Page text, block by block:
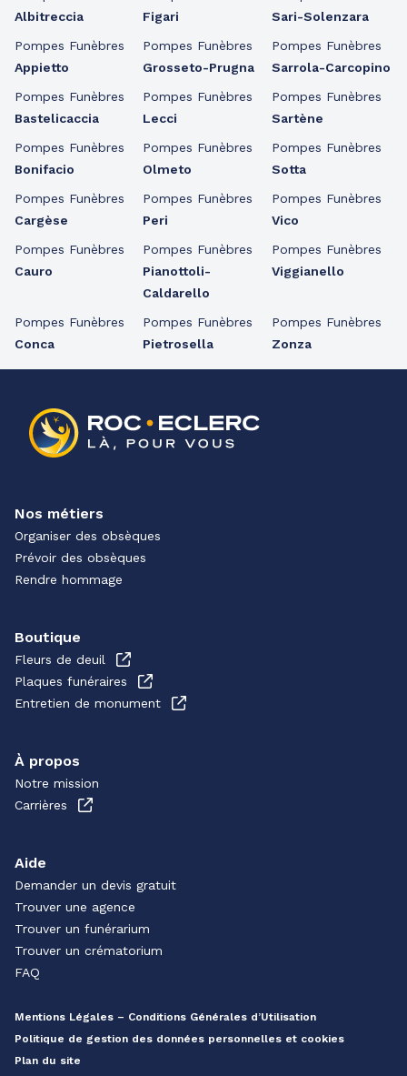
Albitreccia
Pompes Funèbres
Appietto
Pompes Funèbres
Bastelicaccia
Pompes Funèbres
Bonifacio
Pompes Funèbres
Cargèse
Pompes Funèbres
Cauro
Pompes Funèbres
Conca
Figari
Pompes Funèbres
Grosseto-Prugna
Pompes Funèbres
Lecci
Pompes Funèbres
Olmeto
Pompes Funèbres
Peri
Pompes Funèbres
Pianottoli-
Caldarello
Pompes Funèbres
Pietrosella
Sari-Solenzara
Pompes Funèbres
Sarrola-Carcopino
Pompes Funèbres
Sartène
Pompes Funèbres
Sotta
Pompes Funèbres
Vico
Pompes Funèbres
Viggianello
Pompes Funèbres
Zonza
Nos métiers
Organiser des obsèques
Prévoir des obsèques
Rendre hommage
Boutique
Fleurs de deuil
Plaques funéraires
Entretien de monument
À propos
Notre mission
Carrières
Aide
Demander un devis gratuit
Trouver une agence
Trouver un funérarium
Trouver un crématorium
FAQ
Mentions Légales – Conditions Générales d’Utilisation
Politique de gestion des données personnelles et cookies
Plan du site